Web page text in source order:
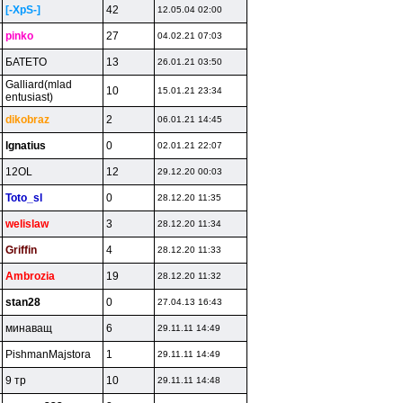
[-XpS-] 42 12.05.04 02:00
pinko 27 04.02.21 07:03
БATETO 13 26.01.21 03:50
Galliard(mlad
entusiast)
10 15.01.21 23:34
dikobraz 2 06.01.21 14:45
lgnatius 0 02.01.21 22:07
12OL 12 29.12.20 00:03
Toto_sl 0 28.12.20 11:35
welislaw 3 28.12.20 11:34
Griffin 4 28.12.20 11:33
Ambrozia 19 28.12.20 11:32
stan28 0 27.04.13 16:43
минaвaщ 6 29.11.11 14:49
PishmanMajstora 1 29.11.11 14:49
9 тp 10 29.11.11 14:48